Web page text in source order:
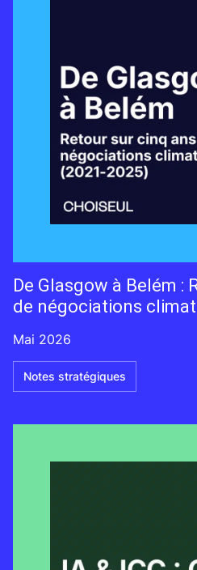
De Glasgow à Belém :
de négociations
Mai 2026
Notes stratégiques